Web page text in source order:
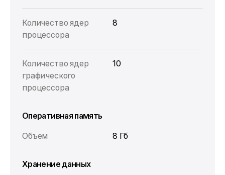
Количество ядер
процессора
8
Количество ядер
графического
процессора
10
Оперативная память
Объем
8 Гб
Хранение данных